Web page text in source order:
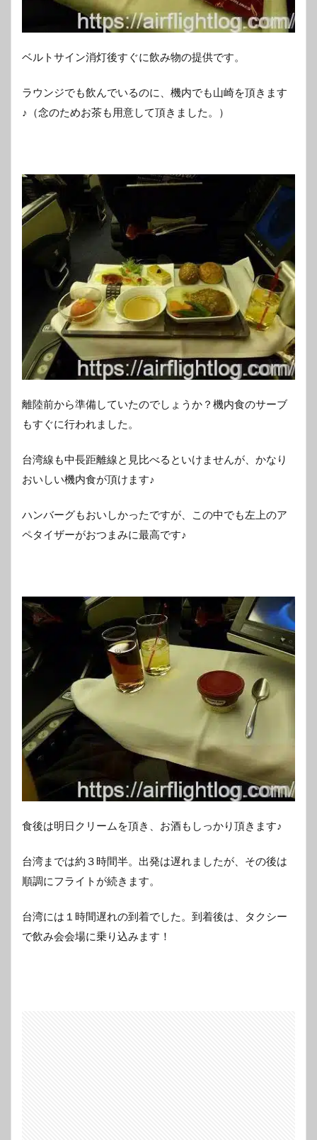
ベルトサイン消灯後すぐに飲み物の提供です。
ラウンジでも飲んでいるのに、機内でも山崎を頂きます
♪（念のためお茶も用意して頂きました。）
離陸前から準備していたのでしょうか？機内食のサーブ
もすぐに行われました。
台湾線も中長距離線と見比べるといけませんが、かなり
おいしい機内食が頂けます♪
ハンバーグもおいしかったですが、この中でも左上のア
ペタイザーがおつまみに最高です♪
食後は明日クリームを頂き、お酒もしっかり頂きます♪
台湾までは約３時間半。出発は遅れましたが、その後は
順調にフライトが続きます。
台湾には１時間遅れの到着でした。到着後は、タクシー
で飲み会会場に乗り込みます！